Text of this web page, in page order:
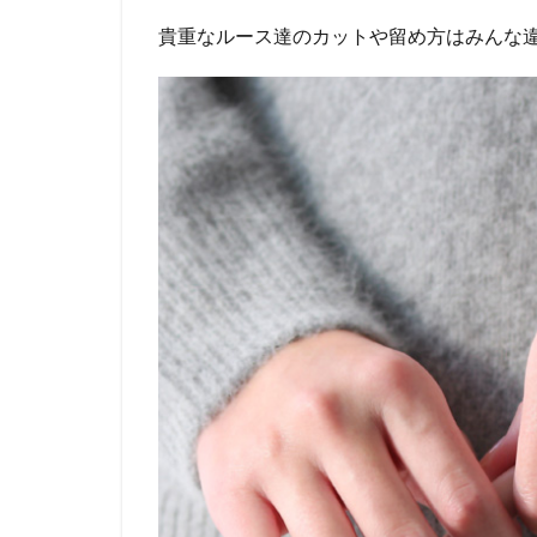
貴重なルース達のカットや留め方はみんな